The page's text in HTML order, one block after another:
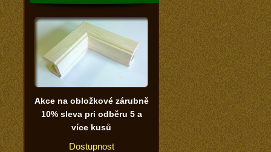
Akce na obložkové zárubně
10% sleva pri odběru 5 a
více kusů
Dostupnost